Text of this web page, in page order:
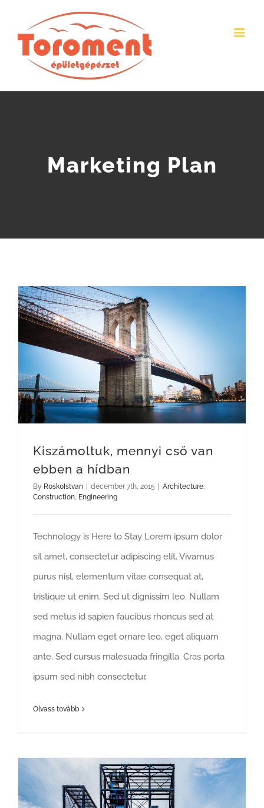
Marketing Plan
Kiszámoltuk, mennyi cső van
ebben a hídban
By R0sk0Istvan | december 7th, 2015 | Architecture
Construction Engineering
Technology is Here to Stay Lorem ipsum dolor
sit amet, consectetur adipiscing elit. Vivamus
purus nisl, elementum vitae consequat at,
tristique ut enim. Sed ut dignissim leo. Nullam
sed metus id sapien faucibus rhoncus sed at
magna. Nullam eget ornare leo, eget aliquam
ante. Sed cursus malesuada fringilla. Cras porta
ipsum sed nibh consectetur,
Olvass tovább